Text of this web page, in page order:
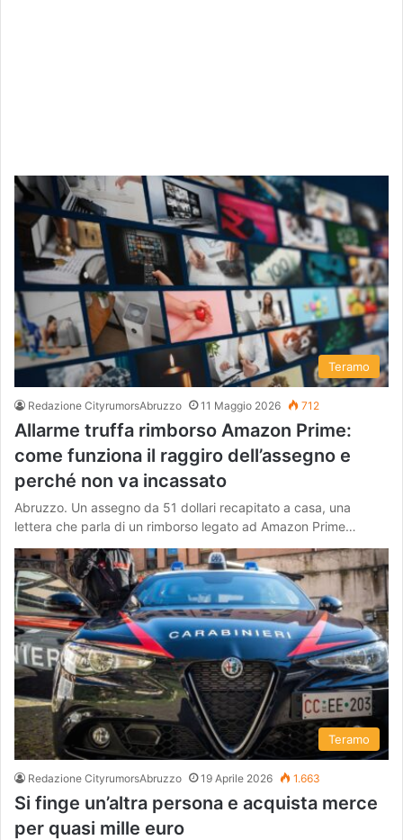
Teramo
Redazione CityrumorsAbruzzo 11 Maggio 2026 712
Allarme truffa rimborso Amazon Prime:
come funziona il raggiro dell’assegno e
perché non va incassato
Abruzzo. Un assegno da 51 dollari recapitato a casa, una
lettera che parla di un rimborso legato ad Amazon Prime…
Teramo
Redazione CityrumorsAbruzzo 19 Aprile 2026 1.663
Si finge un’altra persona e acquista merce
per quasi mille euro